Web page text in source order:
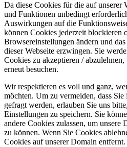
Da diese Cookies für die auf unserer
und Funktionen unbedingt
Auswirkungen auf die
können Cookies jederzeit blockieren
Browsereinstellungen ändern und
dieser Webseite erzwingen. Sie
Cookies zu akzeptieren /
erneut besuchen.
Wir respektieren es voll und ganz,
möchten. Um zu vermeiden, dass
gefragt werden, erlauben Sie uns
Einstellungen zu speichern. Sie
andere Cookies zulassen, um unsere
zu können. Wenn Sie Cookies
Cookies auf unserer Domain entfernt.